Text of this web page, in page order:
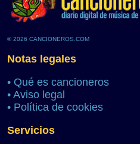
© 2026 CANCIONEROS.COM
Notas legales
• Qué es cancioneros
• Aviso legal
• Política de cookies
Servicios